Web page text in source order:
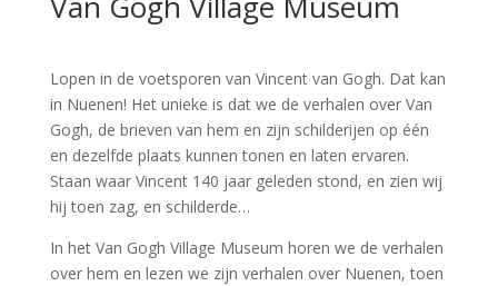
Lopen in de voetsporen van Vincent van Gogh. Dat kan
in Nuenen! Het unieke is dat we de verhalen over Van
Gogh, de brieven van hem en zijn schilderijen op één
en dezelfde plaats kunnen tonen en laten ervaren.
Staan waar Vincent 140 jaar geleden stond, en zien wij
hij toen zag, en schilderde…
In het Van Gogh Village Museum horen we de verhalen
over hem en lezen we zijn verhalen over Nuenen, toen